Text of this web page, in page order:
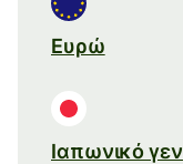
Ευρώ
Ιαπωνικό γεν